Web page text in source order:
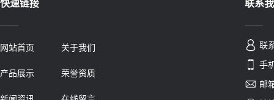
快速链接
网站首页 关于我们
产品展示 荣誉资质
联系
联
手
邮